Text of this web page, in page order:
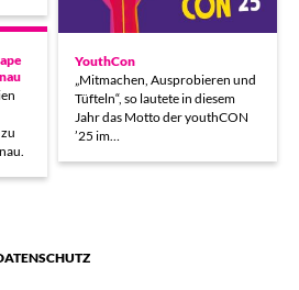
YouthCon
„Mitmachen, Ausprobieren und
Tüfteln“, so lautete in diesem
Jahr das Motto der youthCON
’25 im…